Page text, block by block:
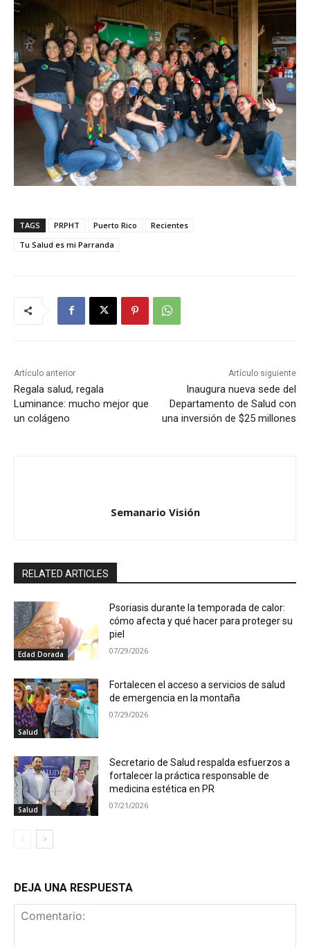
TAGS PRPHT Puerto Rico
Recientes
Tu Salud es mi Parranda
Artículo anterior
Regala salud, regala
Luminance: mucho mejor que
un colágeno
Artículo siguiente
Inaugura nueva sede del
Departamento de Salud con
una inversión de $25 millones
Semanario Visión
RELATED ARTICLES
Edad Dorada
Psoriasis durante la temporada de calor:
cómo afecta y qué hacer para proteger su
piel
07/29/2026
Salud
Fortalecen el acceso a servicios de salud
de emergencia en la montaña
07/29/2026
Salud
Secretario de Salud respalda esfuerzos a
fortalecer la práctica responsable de
medicina estética en PR
07/21/2026
DEJA UNA RESPUESTA